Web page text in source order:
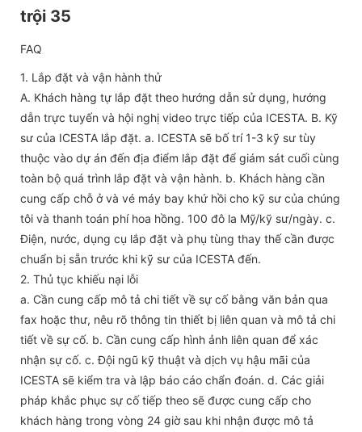
FAQ
1. Lắp đặt và vận hành thử
A. Khách hàng tự lắp đặt theo hướng dẫn sử dụng, hướng
dẫn trực tuyến và hội nghị video trực tiếp của ICESTA. B. Kỹ
sư của ICESTA lắp đặt. a. ICESTA sẽ bố trí 1-3 kỹ sư tùy
thuộc vào dự án đến địa điểm lắp đặt để giám sát cuối cùng
toàn bộ quá trình lắp đặt và vận hành. b. Khách hàng cần
cung cấp chỗ ở và vé máy bay khứ hồi cho kỹ sư của chúng
tôi và thanh toán phí hoa hồng. 100 đô la Mỹ/kỹ sư/ngày. c.
Điện, nước, dụng cụ lắp đặt và phụ tùng thay thế cần được
chuẩn bị sẵn trước khi kỹ sư của ICESTA đến.
2. Thủ tục khiếu nại lỗi
a. Cần cung cấp mô tả chi tiết về sự cố bằng văn bản qua
fax hoặc thư, nêu rõ thông tin thiết bị liên quan và mô tả chi
tiết về sự cố. b. Cần cung cấp hình ảnh liên quan để xác
nhận sự cố. c. Đội ngũ kỹ thuật và dịch vụ hậu mãi của
ICESTA sẽ kiểm tra và lập báo cáo chẩn đoán. d. Các giải
pháp khắc phục sự cố tiếp theo sẽ được cung cấp cho
khách hàng trong vòng 24 giờ sau khi nhận được mô tả